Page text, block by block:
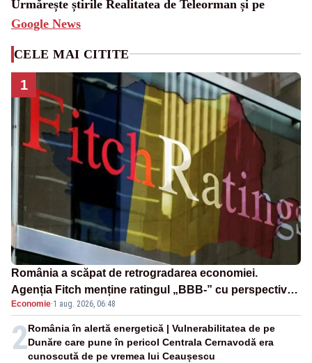
Urmărește știrile Realitatea de Teleorman și pe
Google News
CELE MAI CITITE
1
România a scăpat de retrogradarea economiei.
Agenția Fitch menține ratingul „BBB-” cu perspectivă
negativă
Economie·1 aug. 2026, 06:48
2România în alertă energetică | Vulnerabilitatea de pe
Dunăre care pune în pericol Centrala Cernavodă era
cunoscută de pe vremea lui Ceaușescu